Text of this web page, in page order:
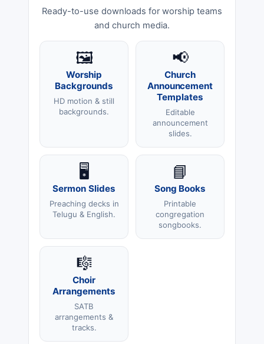
Ready-to-use downloads for worship teams
and church media.
🖼️
Worship
Backgrounds
HD motion & still
backgrounds.
📢
Church
Announcement
Templates
Editable
announcement
slides.
🖥️
Sermon Slides
Preaching decks in
Telugu & English.
📘
Song Books
Printable
congregation
songbooks.
🎼
Choir
Arrangements
SATB
arrangements &
tracks.